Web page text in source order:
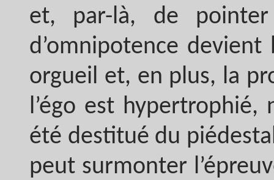
et, par-là, de
d’omnipotence
orgueil et, en plus, la
l’égo est hypertrophié,
été destitué du
peut surmonter